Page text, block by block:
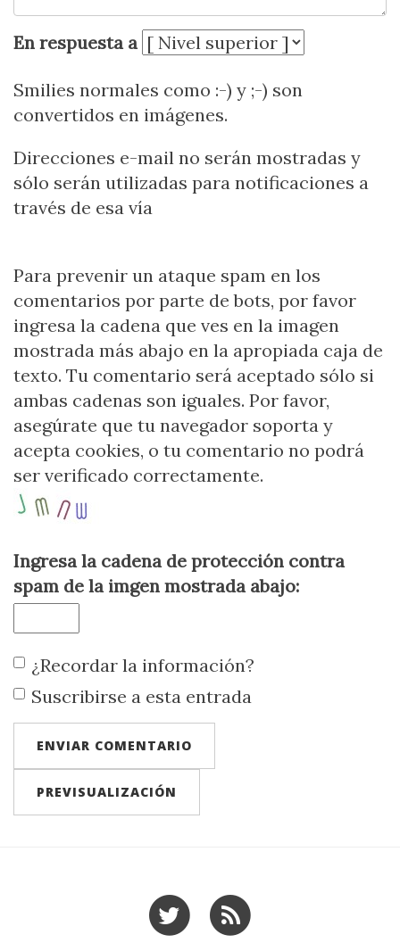
En respuesta a
Smilies normales como :-) y ;-) son
convertidos en imágenes.
Direcciones e-mail no serán mostradas y
sólo serán utilizadas para notificaciones a
través de esa vía
Para prevenir un ataque spam en los
comentarios por parte de bots, por favor
ingresa la cadena que ves en la imagen
mostrada más abajo en la apropiada caja de
texto. Tu comentario será aceptado sólo si
ambas cadenas son iguales. Por favor,
asegúrate que tu navegador soporta y
acepta cookies, o tu comentario no podrá
ser verificado correctamente.
Ingresa la cadena de protección contra
spam de la imgen mostrada abajo:
¿Recordar la información?
Suscribirse a esta entrada